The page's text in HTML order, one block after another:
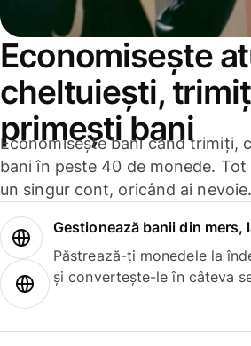
Economisește
cheltuiești,
primești bani
Economisește bani când trimiți,
bani în peste 40 de monede.
un singur cont, oricând ai nevoie.
Gestionează banii din mers,
Păstrează-ți monedele la
și convertește-le în câteva